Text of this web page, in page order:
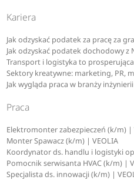
Kariera
Jak odzyskać podatek za pracę za
Jak odzyskać podatek dochodowy z
Transport i logistyka to
Sektory kreatywne: marketing, PR,
Jak wygląda praca w branży
Praca
Elektromonter zabezpieczeń (k/m) |
Monter Spawacz (k/m) | VEOLIA
Koordynator ds. handlu i logistyki
Pomocnik serwisanta HVAC (k/m) |
Specjalista ds. innowacji (k/m) |